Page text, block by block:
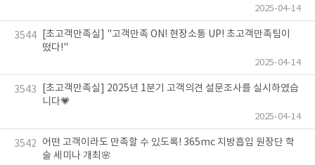
2025-04-14
3544
[초고객만족실] "고객만족 ON! 현장소통 UP! 초고객만족팀이
떴다!"
2025-04-14
3543
[초고객만족실] 2025년 1분기 고객의견 설문조사를 실시하였습
니다💗
2025-04-14
3542
어떤 고객이라도 만족할 수 있도록! 365mc 지방흡입 원장단 학
술 세미나 개최🌸